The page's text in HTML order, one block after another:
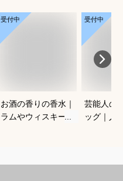
受付中
お酒の香りの香水｜
ラムやウィスキーな
受付中
芸能人の
ッグ｜人